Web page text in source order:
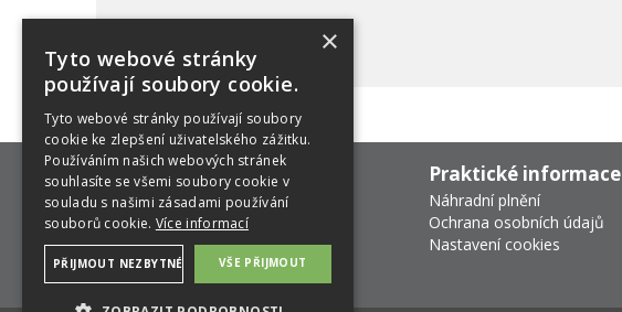
Praktické informace
Náhradní plnění
Ochrana osobních údajů
Nastavení cookies
×
Tyto webové stránky
používají soubory cookie.
Tyto webové stránky používají soubory
cookie ke zlepšení uživatelského zážitku.
Používáním našich webových stránek
souhlasíte se všemi soubory cookie v
souladu s našimi zásadami používání
souborů cookie. Více informací
VŠE PŘIJMOUT
PŘIJMOUT NEZBYTNÉ